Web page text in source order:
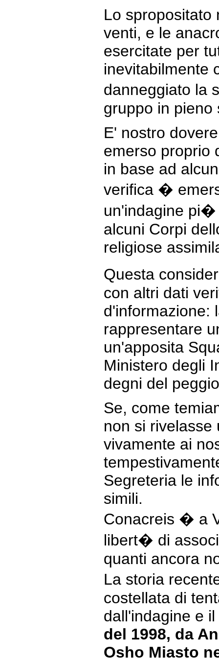
Lo spropositato
venti, e le
esercitate per
inevitabilmente
danneggiato la
gruppo in pieno
E' nostro
emerso proprio
in base ad
verifica �
un'indagine pi�
alcuni Corpi
religiose
Questa
con altri dati
d'informazione:
rappresentare
un'apposita
Ministero degli
degni del
Se, come
non si rivelasse
vivamente ai
Segreteria le
simili.
Conacreis � a
libert� di
quanti ancora
La storia
costellata di
dall'indagine e
del 1998, da
Osho Miasto